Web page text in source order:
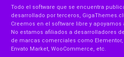
Todo el software que se encuentra
desarrollado por terceros,
Creemos en el software libre y apoyamos
No estamos afiliados a desarrolladores
de marcas comerciales como
Envato Market, WooCommerce, etc.